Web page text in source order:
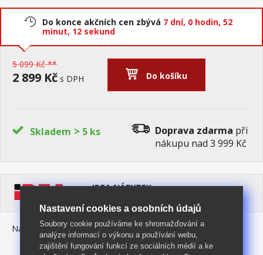
Do konce akčních cen zbývá 7 dní, 0 hodin, 52
minut, 12 sekund
5 099 Kč **
2 899 Kč s DPH Do košíku
Skladem > 5 ks Doprava zdarma při
nákupu nad 3 999 Kč
IDEA NÁBYTEK
Nákup na splátky: kalkulace Home Credit
Nastavení cookies a osobních údajů
Soubory cookie používáme ke shromažďování a
analýze informací o výkonu a používání webu,
zajištění fungování funkcí ze sociálních médií a ke